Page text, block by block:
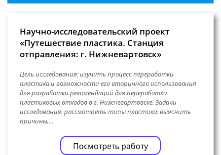
Научно-исследовательский проект
«Путешествие пластика. Станция
отправления: г. Нижневартовск»
Цель исследования: изучить процесс переработки
пластика и возможности его вторичного использования
для разработки рекомендаций для переработки
пластиковых отходов в г. Нижневартовске. Задачи
исследования: рассмотреть типы пластика; выяснить
причины,…
Посмотреть работу